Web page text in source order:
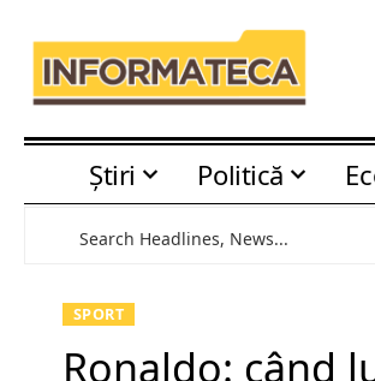
Știri Politică
SPORT
Ronaldo: când